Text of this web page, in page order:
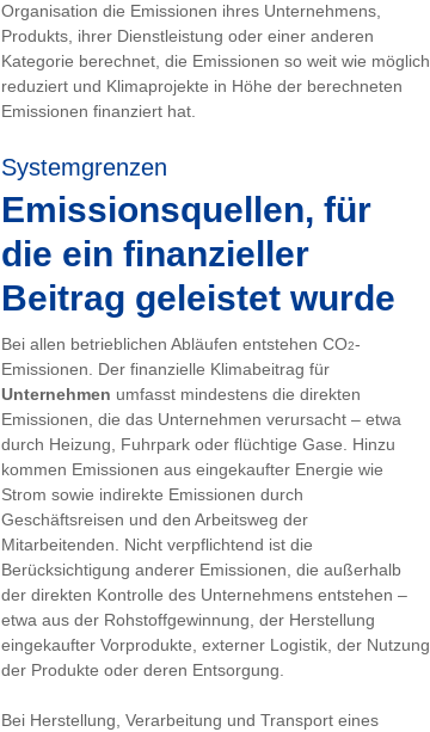
Organisation die Emissionen ihres Unternehmens,
Produkts, ihrer Dienstleistung oder einer anderen
Kategorie berechnet, die Emissionen so weit wie möglich
reduziert und Klimaprojekte in Höhe der berechneten
Emissionen finanziert hat.
Systemgrenzen
Emissionsquellen, für
die ein finanzieller
Beitrag geleistet wurde
Bei allen betrieblichen Abläufen entstehen CO2-
Emissionen. Der finanzielle Klimabeitrag für
Unternehmen umfasst mindestens die direkten
Emissionen, die das Unternehmen verursacht – etwa
durch Heizung, Fuhrpark oder flüchtige Gase. Hinzu
kommen Emissionen aus eingekaufter Energie wie
Strom sowie indirekte Emissionen durch
Geschäftsreisen und den Arbeitsweg der
Mitarbeitenden. Nicht verpflichtend ist die
Berücksichtigung anderer Emissionen, die außerhalb
der direkten Kontrolle des Unternehmens entstehen –
etwa aus der Rohstoffgewinnung, der Herstellung
eingekaufter Vorprodukte, externer Logistik, der Nutzung
der Produkte oder deren Entsorgung.
Bei Herstellung, Verarbeitung und Transport eines